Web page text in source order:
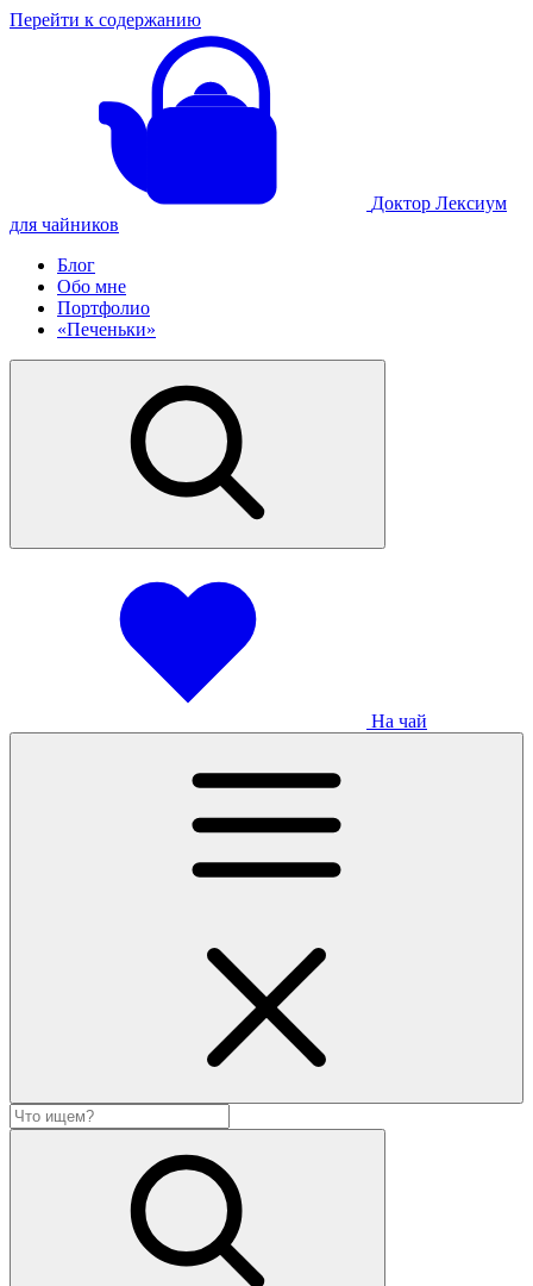
Перейти к содержанию
Доктор Лексиум
для чайников
Блог
Обо мне
Портфолио
«Печеньки»
На чай